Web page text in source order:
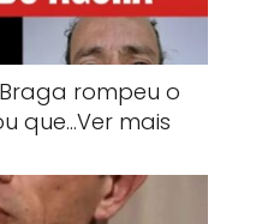
rompeu o
que…Ver mais